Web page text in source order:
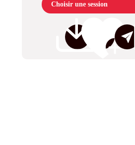
Choisir une session